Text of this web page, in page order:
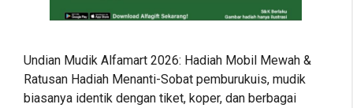
Undian Mudik Alfamart 2026: Hadiah Mobil Mewah &
Ratusan Hadiah Menanti-Sobat pemburukuis, mudik
biasanya identik dengan tiket, koper, dan berbagai